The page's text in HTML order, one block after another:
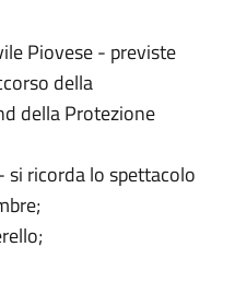
Piovese - previste
della
della Protezione
si ricorda lo spettacolo